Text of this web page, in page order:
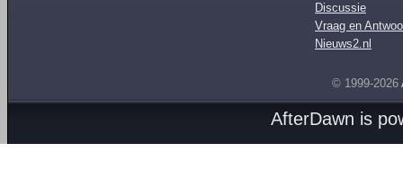
Discussie
Vraag en
Nieuws2.nl
© 1999-2026
AfterDawn is